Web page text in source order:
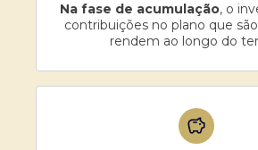
Na fase de acumulação, o
contribuições no plano que
rendem ao longo do